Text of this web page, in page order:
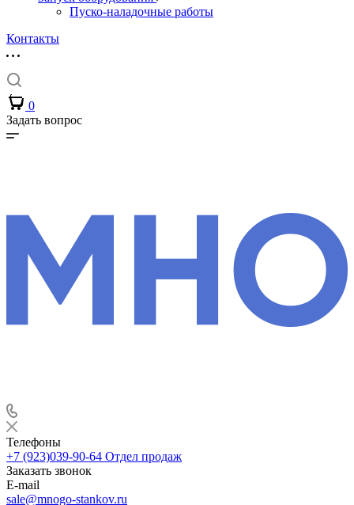
Пуско-наладочные работы
Контакты
0
Задать вопрос
Телефоны
+7 (923)039-90-64 Отдел продаж
Заказать звонок
E-mail
sale@mnogo-stankov.ru